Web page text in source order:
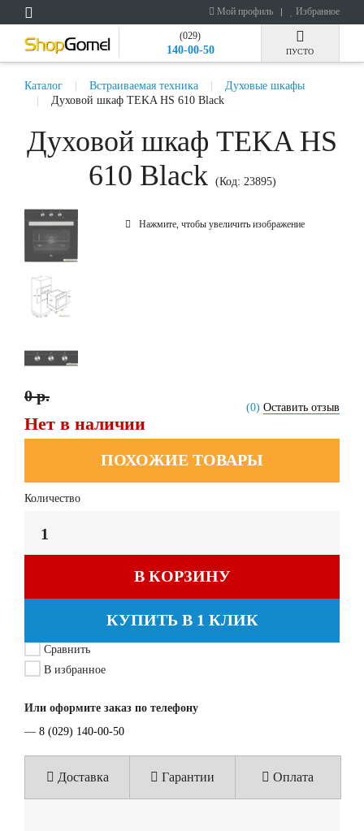
Мой профиль Избранное
(029)
140-00-50 ПУСТО
Каталог Встраиваемая техника
Духовые шкафы
Духовой шкаф TEKA HS 610 Black
Духовой шкаф TEKA HS
610 Black (Код: 23895)
Нажмите, чтобы увеличить изображение
(0) Оставить отзыв
0 р.
Нет в наличии
ПОХОЖИЕ ТОВАРЫ
Количество
В КОРЗИНУ
КУПИТЬ В 1 КЛИК
Сравнить
В избранное
Или оформите заказ по телефону
— 8 (029) 140-00-50
Доставка Гарантии Оплата